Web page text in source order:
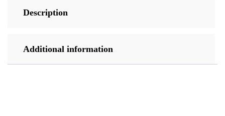
Description
Additional information